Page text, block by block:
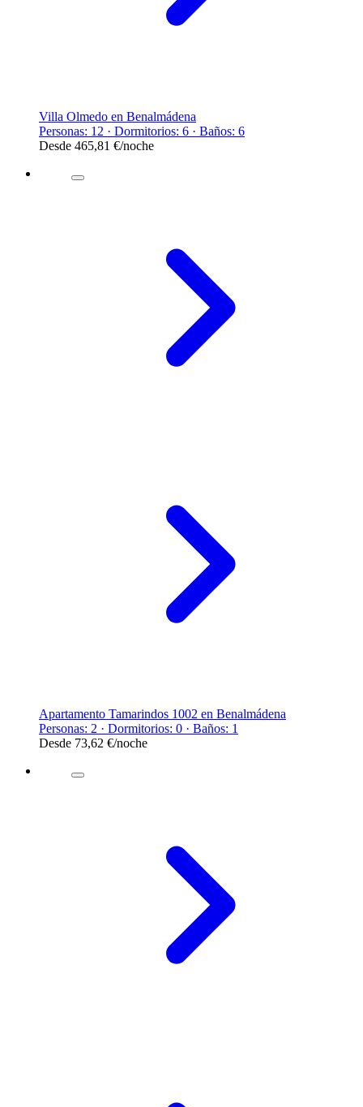
Villa Olmedo en Benalmádena
Personas: 12 · Dormitorios: 6 · Baños: 6
Desde 465,81 €/noche
Apartamento Tamarindos 1002 en Benalmádena
Personas: 2 · Dormitorios: 0 · Baños: 1
Desde 73,62 €/noche